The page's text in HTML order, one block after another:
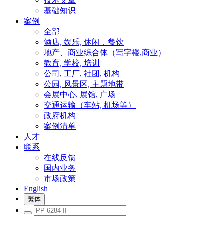
基础知识
案例
全部
酒店, 娱乐, 休闲，餐饮
地产、商业综合体（写字楼,商业）
教育, 学校, 培训
公司, 工厂, 社团, 机构
公园, 风景区, 主题地带
会展中心, 展馆, 广场
交通运输（车站, 机场等）
政府机构
案例清单
人才
联系
在线反馈
国内业务
市场政策
English
繁体